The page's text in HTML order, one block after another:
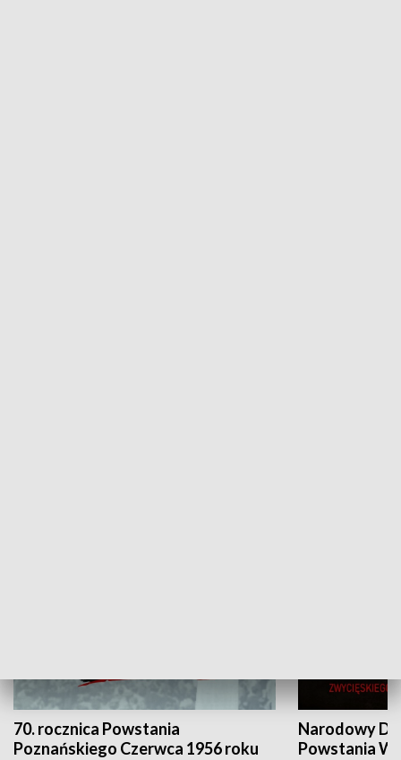
70. rocznica Powstania
Poznańskiego Czerwca 1956 roku
Narodowy
Powstania